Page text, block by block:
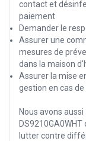
contact et
paiement
Demander le
Assurer une
mesures de
dans la maison
Assurer la mise
gestion en cas
Nous avons
lutter contre